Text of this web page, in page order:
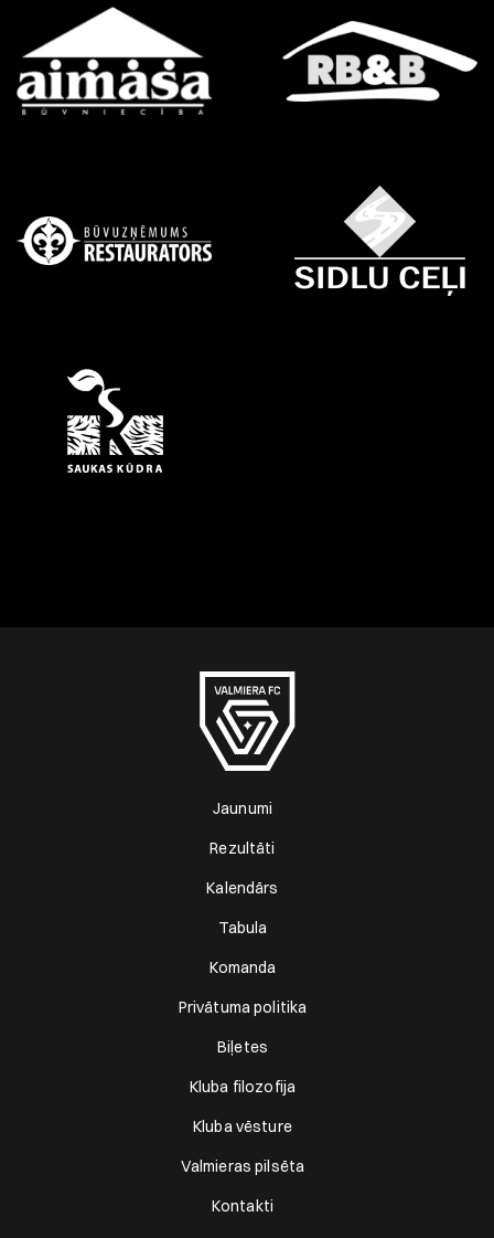
Jaunumi
Rezultāti
Kalendārs
Tabula
Komanda
Privātuma politika
Biļetes
Kluba filozofija
Kluba vēsture
Valmieras pilsēta
Kontakti